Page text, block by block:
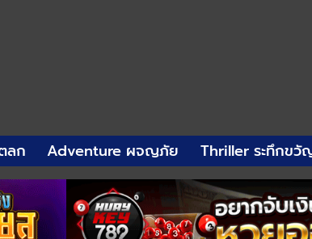
ลก Adventure ผจญภัย Thriller ระทึกขวั